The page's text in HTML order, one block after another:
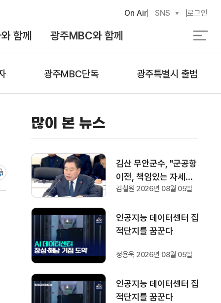
함께 광주MBC와 함께
On Air SNS 로그인
광주MBC단독 광주특별시 출범
많이 본 뉴스
김산 무안군수, "군공항
이전, 책임있는 자세로
협의하겠다"
김철원 2026년 08월 05일
인공지능 데이터센터 집
적단지를 꿈꾼다
정용욱 2026년 08월 05일
인공지능 데이터센터 집
적단지를 꿈꾼다